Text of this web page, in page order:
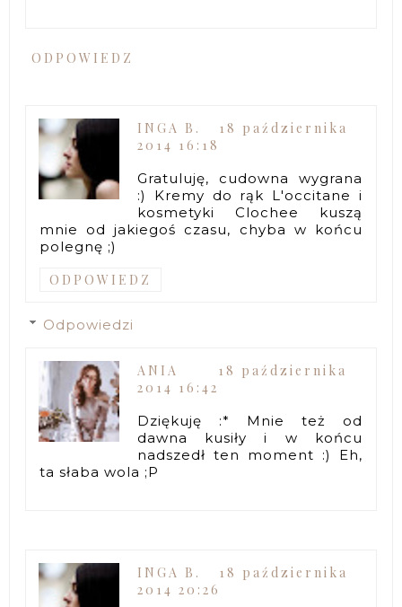
ODPOWIEDZ
INGA B.
18 października
2014 16:18
Gratuluję, cudowna wygrana
:) Kremy do rąk L'occitane i
kosmetyki Clochee kuszą
mnie od jakiegoś czasu, chyba w końcu
polegnę ;)
ODPOWIEDZ
Odpowiedzi
ANIA
18 października
2014 16:42
Dziękuję :* Mnie też od
dawna kusiły i w końcu
nadszedł ten moment :) Eh,
ta słaba wola ;P
INGA B.
18 października
2014 20:26